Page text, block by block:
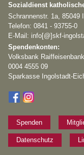
Sozialdienst
Schrannenstr. 1a, 85049
Telefon: 0841 - 93755-0
E-Mail: info[@]skf-
Spendenkonten:
Volksbank
0004 4555 09
Sparkasse Ingolstadt-
Spenden
Datenschutz